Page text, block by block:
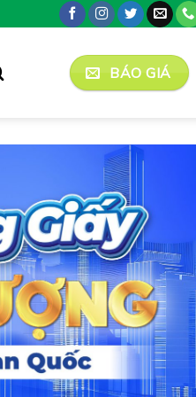
BÁO GIÁ